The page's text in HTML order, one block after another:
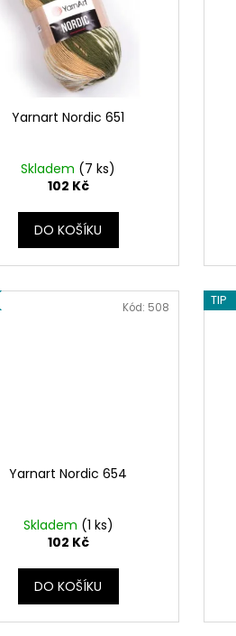
Yarnart Nordic 651
Skladem (7 ks)
102 Kč
DO KOŠÍKU
Yarnart Nordic 654
Skladem (1 ks)
102 Kč
DO KOŠÍKU
Kód: 508 TIP